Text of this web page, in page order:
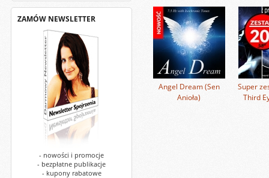
ZAMÓW NEWSLETTER
- nowości i promocje
- bezpłatne publikacje
- kupony rabatowe
Angel Dream (Sen
Anioła)
Super
Third